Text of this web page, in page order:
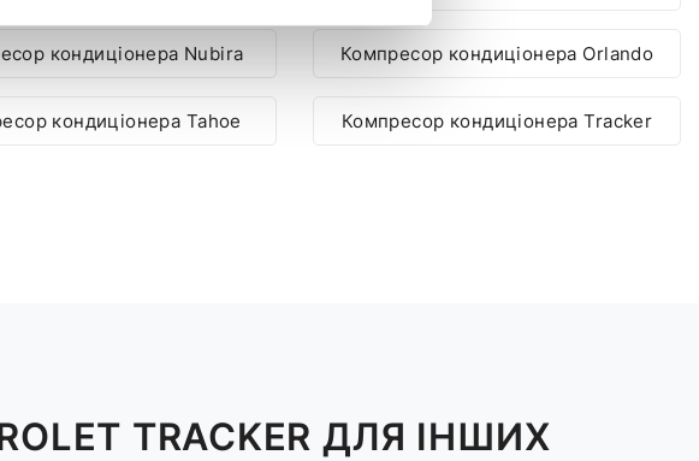
кондиціонера Nubira Компресор кондиціонера Orlando
кондиціонера Tahoe Компресор кондиціонера Tracker
TRACKER ДЛЯ ІНШИХ